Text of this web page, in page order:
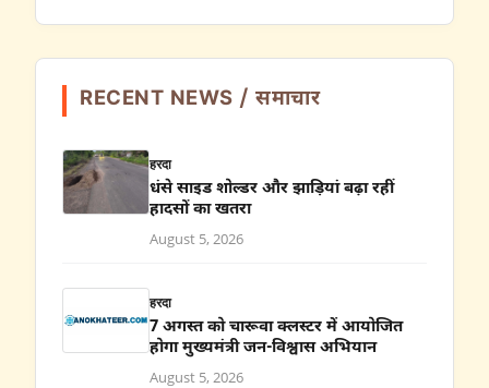
RECENT NEWS / समाचार
हरदा
धंसे साइड शोल्डर और झाड़ियां बढ़ा रहीं
हादसों का खतरा
August 5, 2026
हरदा
7 अगस्त को चारूवा क्लस्टर में आयोजित
होगा मुख्यमंत्री जन-विश्वास अभियान
August 5, 2026